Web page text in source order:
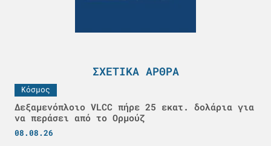
ΣΧΕΤΙΚΆ ΆΡΘΡΑ
Κόσμος
Δεξαμενόπλοιο VLCC πήρε 25 εκατ. δολάρια για
να περάσει από το Ορμούζ
08.08.26